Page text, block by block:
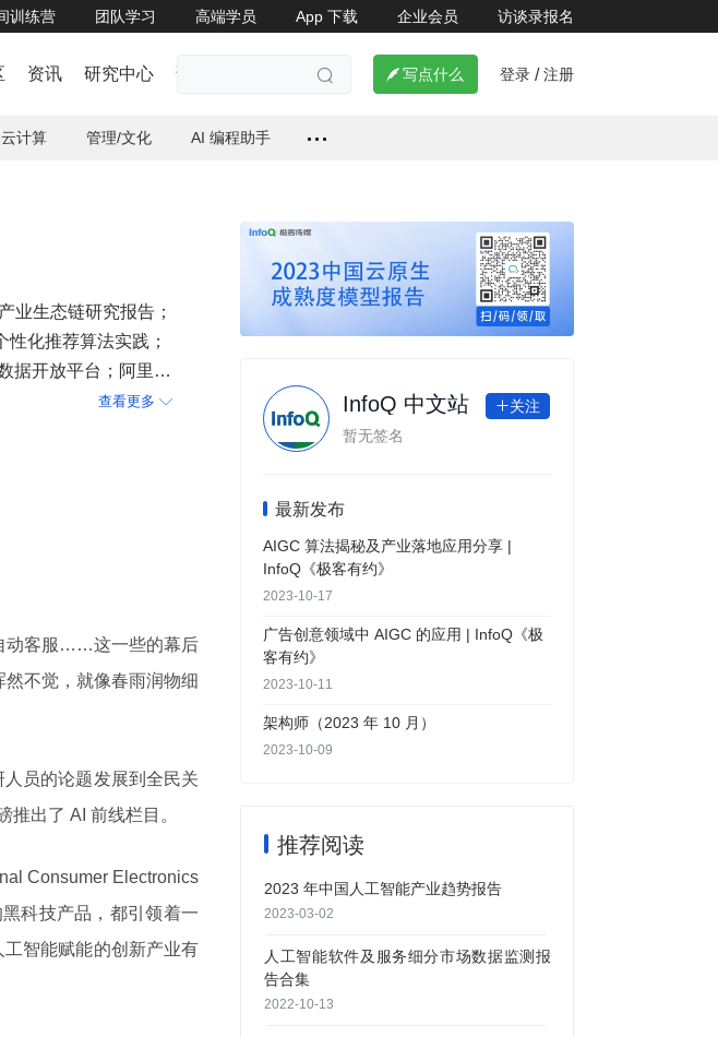
训练营 团队学习 高端学员 App 下载 企业会员 访谈录报名
课，掌握未来视界！
资讯 研究中心 话题   写点什么 登录 / 注册
云计算 管理/文化 AI 编程助手
业生态链研究报告；
化推荐算法实践；
据开放平台；阿里数
AI系统面临的挑战和
查看更多 
动客服……这一些的幕后
不觉，就像春雨润物细
员的论题发展到全民关
推出了 AI 前线栏目。
Consumer Electronics
科技产品，都引领着一
智能赋能的创新产业有
InfoQ 中文站 关注
暂无签名
最新发布
AIGC 算法揭秘及产业落地应用分享 |
InfoQ《极客有约》
2023-10-17
广告创意领域中 AIGC 的应用 | InfoQ《极
客有约》
2023-10-11
架构师（2023 年 10 月）
2023-10-09
推荐阅读
2023 年中国人工智能产业趋势报告
2023-03-02
人工智能软件及服务细分市场数据监测报
告合集
2022-10-13